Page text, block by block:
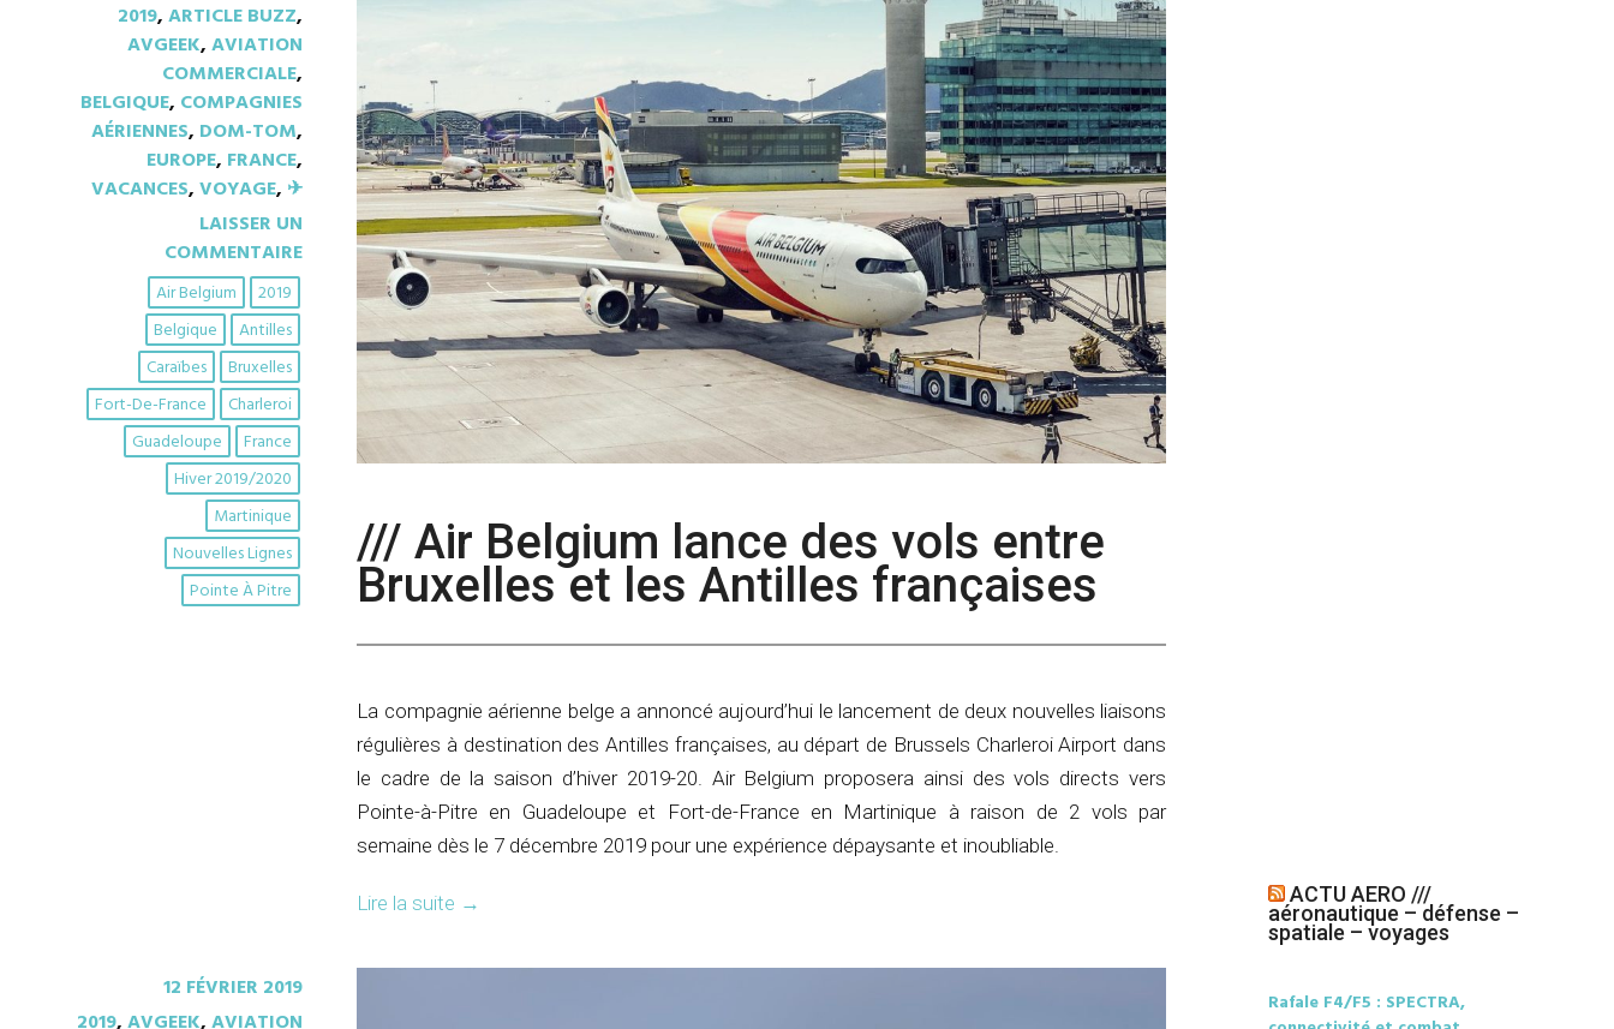
2019,ARTICLE BUZZ,
AVGEEK,AVIATION
COMMERCIALE,
BELGIQUE, COMPAGNIES
AÉRIENNES, DOM-TOM,
EUROPE, FRANCE,
VACANCES,VOYAGE, ✈︎
LAISSER UN
COMMENTAIRE
2019
Air Belgium
Antilles
Belgique
Bruxelles
Caraïbes
Charleroi
Fort-De-France
France
Guadeloupe
Hiver 2019/2020
Martinique
Nouvelles Lignes
Pointe À Pitre
/// Air Belgium lance des vols entre
Bruxelles et les Antilles françaises
La compagnie aérienne belge a annoncé aujourd’hui le lancement de deux nouvelles liaisons
régulières à destination des Antilles françaises, au départ de Brussels Charleroi Airport dans
le cadre de la saison d’hiver 2019-20. Air Belgium proposera ainsi des vols directs vers
Pointe-à-Pitre en Guadeloupe et Fort-de-France en Martinique à raison de 2 vols par
semaine dès le 7 décembre 2019 pour une expérience dépaysante et inoubliable.
Lire la suite →
12 FÉVRIER 2019
ACTU AERO ///
aéronautique – défense –
spatiale – voyages
Rafale F4/F5 : SPECTRA,